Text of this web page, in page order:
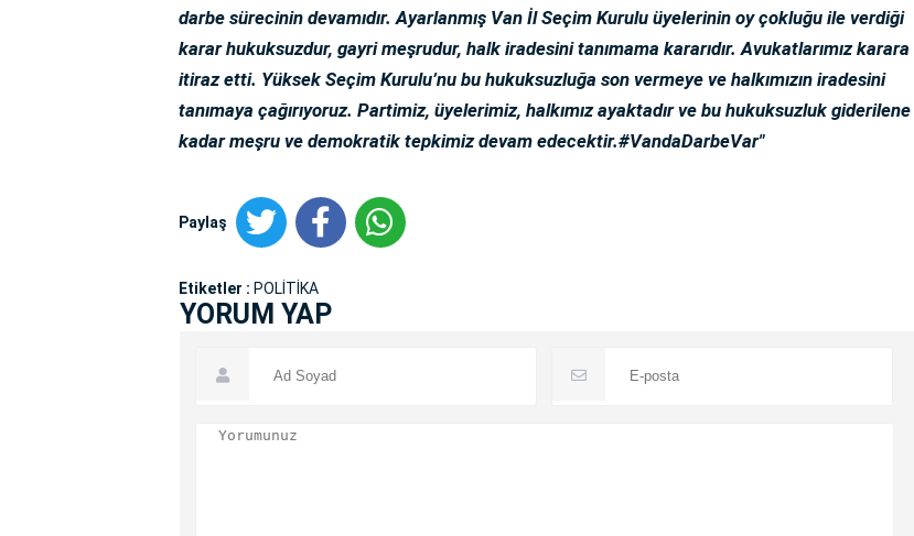
darbe sürecinin devamıdır. Ayarlanmış Van İl Seçim Kurulu üyelerinin oy çokluğu ile verdiği
karar hukuksuzdur, gayri meşrudur, halk iradesini tanımama kararıdır. Avukatlarımız karara
itiraz etti. Yüksek Seçim Kurulu’nu bu hukuksuzluğa son vermeye ve halkımızın iradesini
tanımaya çağırıyoruz. Partimiz, üyelerimiz, halkımız ayaktadır ve bu hukuksuzluk giderilene
kadar meşru ve demokratik tepkimiz devam edecektir.#VandaDarbeVar"
Paylaş
Etiketler : POLİTİKA
YORUM YAP